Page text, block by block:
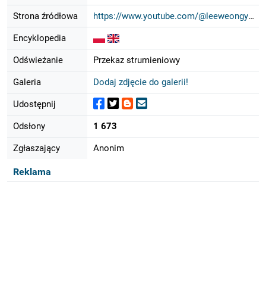
Strona źródłowa https://www.youtube.com/@leeweongyu...
Encyklopedia
Odświeżanie Przekaz strumieniowy
Galeria Dodaj zdjęcie do galerii!
Udostępnij
Odsłony 1 673
Zgłaszający Anonim
Reklama